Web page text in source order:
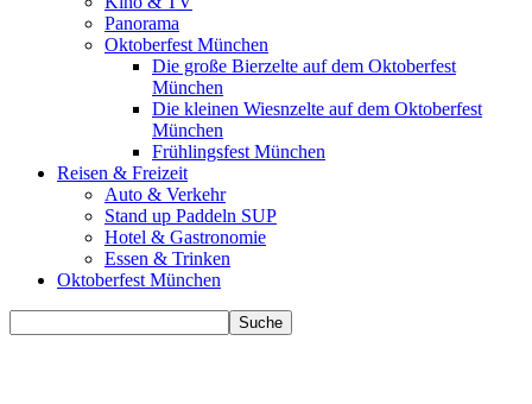
Panorama
Oktoberfest München
Die große Bierzelte auf dem Oktoberfest
München
Die kleinen Wiesnzelte auf dem Oktoberfest
München
Frühlingsfest München
Reisen & Freizeit
Auto & Verkehr
Stand up Paddeln SUP
Hotel & Gastronomie
Essen & Trinken
Oktoberfest München